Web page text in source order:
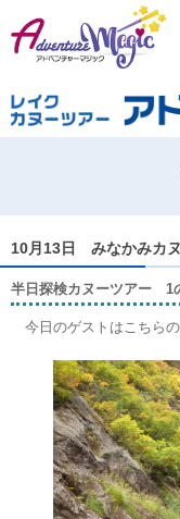
10月13日 みなかみカ
半日探検カヌーツアー 1
今日のゲストはこちら